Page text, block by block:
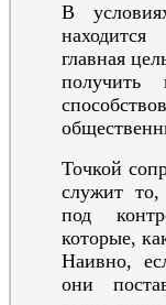
В
главная
Точкой
служит то,
под
которые,
Наивно,
они